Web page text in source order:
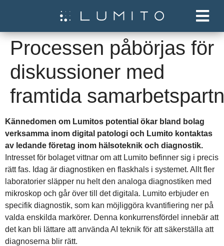
Processen påbörjas för
diskussioner med
framtida
Kännedomen om Lumitos potential ökar bland bolag
verksamma inom digital patologi och Lumito kontaktas
av ledande företag inom hälsoteknik och diagnostik.
Intresset för bolaget vittnar om att Lumito befinner sig i precis
rätt fas. Idag är diagnostiken en flaskhals i systemet. Allt fler
laboratorier släpper nu helt den analoga diagnostiken med
mikroskop och går över till det digitala. Lumito erbjuder en
specifik diagnostik, som kan möjliggöra kvantifiering ner på
valda enskilda markörer. Denna konkurrensfördel innebär att
det kan bli lättare att använda AI teknik för att säkerställa att
diagnoserna blir rätt.